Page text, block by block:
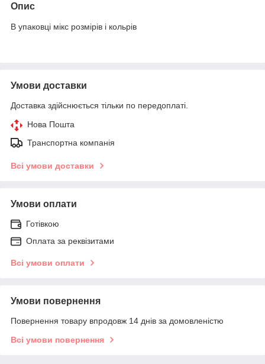
Опис
В упаковці мікс розмірів і кольрів
Умови доставки
Доставка здійснюється тільки по передоплаті.
Нова Пошта
Транспортна компанія
Всі умови доставки
Умови оплати
Готівкою
Оплата за реквізитами
Всі умови оплати
Умови повернення
Повернення товару впродовж 14 днів за домовленістю
Всі умови повернення